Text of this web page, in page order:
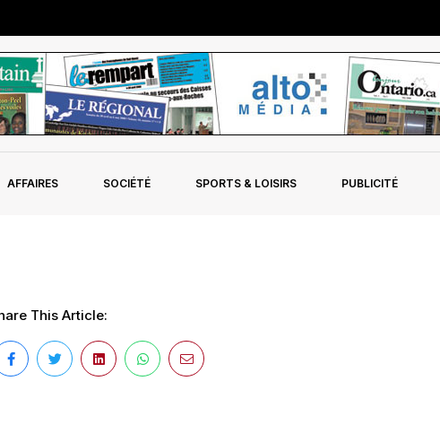
AFFAIRES SOCIÉTÉ SPORTS & LOISIRS PUBLICITÉ
This Article: